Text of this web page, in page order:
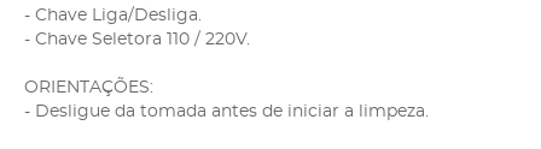
- Chave Liga/Desliga.
- Chave Seletora 110 / 220V.
ORIENTAÇÕES:
- Desligue da tomada antes de iniciar a limpeza.